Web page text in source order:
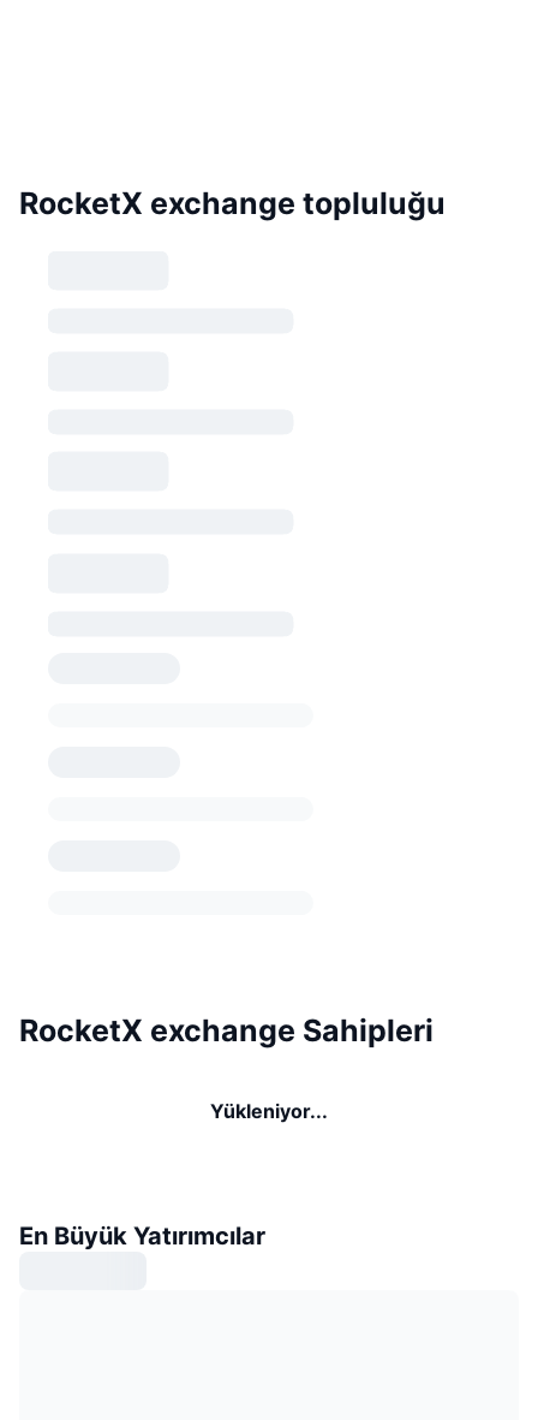
RocketX exchange topluluğu
RocketX exchange Sahipleri
Yükleniyor...
En Büyük Yatırımcılar